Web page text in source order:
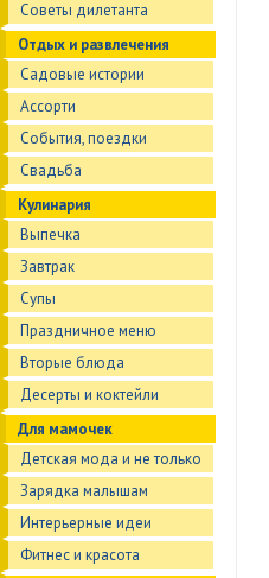
Советы дилетанта
Отдых и развлечения
Садовые истории
Ассорти
События, поездки
Свадьба
Кулинария
Выпечка
Завтрак
Супы
Праздничное меню
Вторые блюда
Десерты и коктейли
Для мамочек
Детская мода и не только
Зарядка малышам
Интерьерные идеи
Фитнес и красота